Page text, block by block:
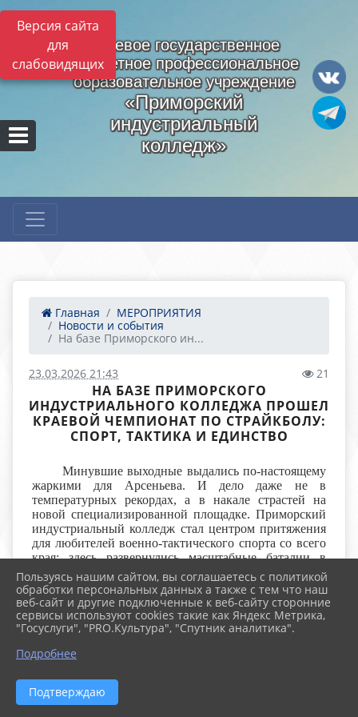
Версия сайта
для
слабовидящих
Краевое государственное
бюджетное профессиональное
образовательное учреждение
«Приморский
индустриальный
колледж»
Главная
МЕРОПРИЯТИЯ
Новости и события
На базе Приморского ин...
23.03.2026 21:43 21
НА БАЗЕ ПРИМОРСКОГО
ИНДУСТРИАЛЬНОГО КОЛЛЕДЖА ПРОШЕЛ
КРАЕВОЙ ЧЕМПИОНАТ ПО СТРАЙКБОЛУ:
СПОРТ, ТАКТИКА И ЕДИНСТВО
Минувшие выходные выдались по-настоящему
жаркими для Арсеньева. И дело даже не в
температурных рекордах, а в накале страстей на
новой специализированной площадке. Приморский
индустриальный колледж стал центром притяжения
для любителей военно-тактического спорта со всего
края: здесь развернулись масштабные баталии в
рамках Чемпионата Арсеньевского городского
округа и Первенства Приморского края по
страйкболу.
Событие не осталось без внимания руководства
округа Сергей Сергеевич Угаров лично посетил
организации.
Пользуясь нашим сайтом, вы соглашаетесь с политикой
обработки персональных данных а также с тем что наш
веб-сайт и другие подключенные к веб-сайту сторонние
сервисы используют cookies такие как Яндекс Метрика,
"Госуслуги", "PRO.Культура", "Спутник аналитика".
Подробнее
Подтверждаю